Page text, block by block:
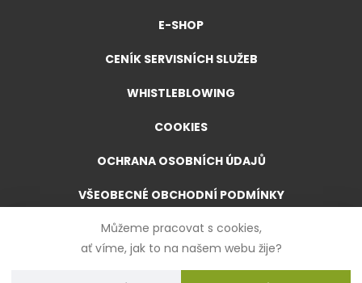
Můžeme pracovat s cookies,
ať víme, jak to na našem webu žije?
E-SHOP
CENÍK SERVISNÍCH SLUŽEB
WHISTLEBLOWING
COOKIES
OCHRANA OSOBNÍCH ÚDAJŮ
VŠEOBECNÉ OBCHODNÍ PODMÍNKY
VŠEOBECNÉ OBCHODNÍ PODMÍNKY PRO E-SHOP